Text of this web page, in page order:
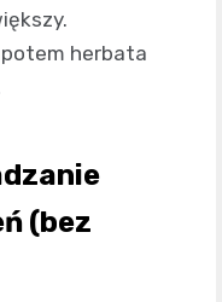
herbata
(bez